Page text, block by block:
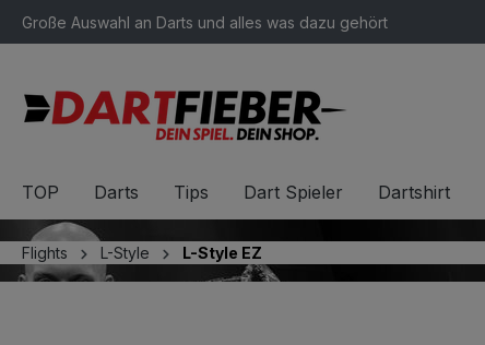
Zur Hauptnavigation springen
Große Auswahl an Darts und alles was dazu gehört
TOP Darts Tips Dart Spieler Dartshirt
Flights L-Style L-Style EZ